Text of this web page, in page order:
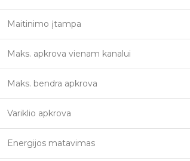
Maitinimo įtampa
Maks. apkrova vienam kanalui
Maks. bendra apkrova
Variklio apkrova
Energijos matavimas